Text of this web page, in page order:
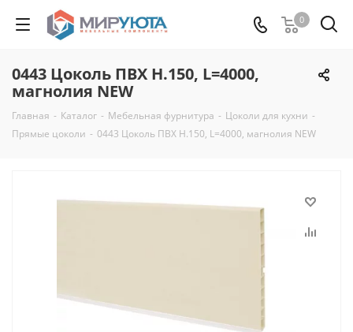
0
0443 Цоколь ПВХ H.150, L=4000,
магнолия NEW
Главная - Каталог - Мебельная фурнитура - Цоколи для кухни -
Прямые цоколи - 0443 Цоколь ПВХ H.150, L=4000, магнолия NEW